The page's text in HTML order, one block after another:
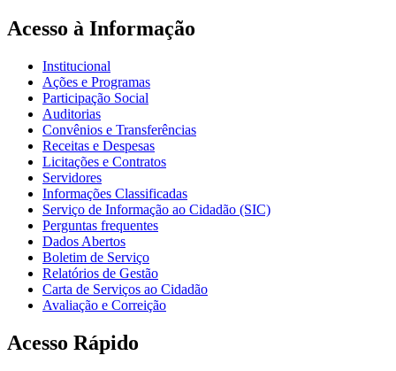
Acesso à Informação
Institucional
Ações e Programas
Participação Social
Auditorias
Convênios e Transferências
Receitas e Despesas
Licitações e Contratos
Servidores
Informações Classificadas
Serviço de Informação ao Cidadão (SIC)
Perguntas frequentes
Dados Abertos
Boletim de Serviço
Relatórios de Gestão
Carta de Serviços ao Cidadão
Avaliação e Correição
Acesso Rápido